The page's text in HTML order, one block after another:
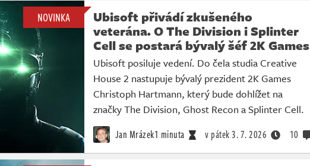
NOVINKA
Ubisoft přivádí zkušeného
veterána. O The Division i Splinter
Cell se postará bývalý šéf 2K Games
Ubisoft posiluje vedení. Do čela studia Creative
House 2 nastupuje bývalý prezident 2K Games
Christoph Hartmann, který bude dohlížet na
značky The Division, Ghost Recon a Splinter Cell.
Jan Mrázek1 minuta v pátek3. 7. 2026 10